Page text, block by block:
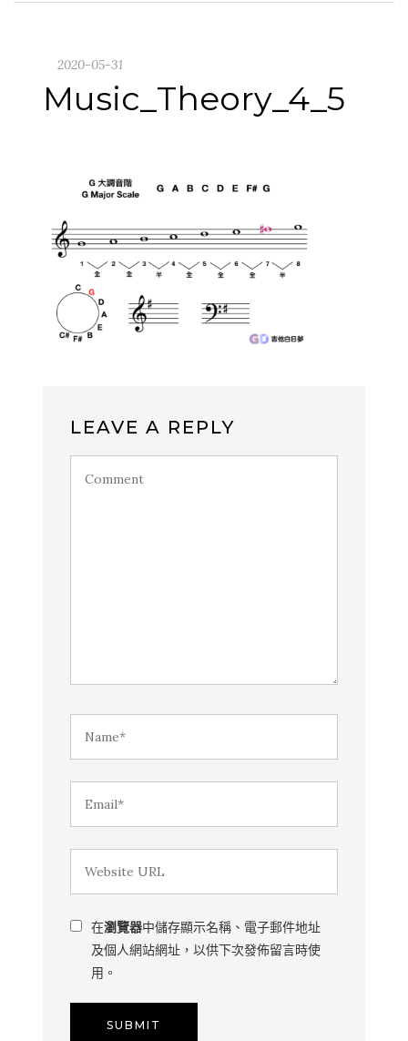
2020-05-31
Music_Theory_4_5
LEAVE A REPLY
在瀏覽器中儲存顯示名稱、電子郵件地址
及個人網站網址，以供下次發佈留言時使
用。